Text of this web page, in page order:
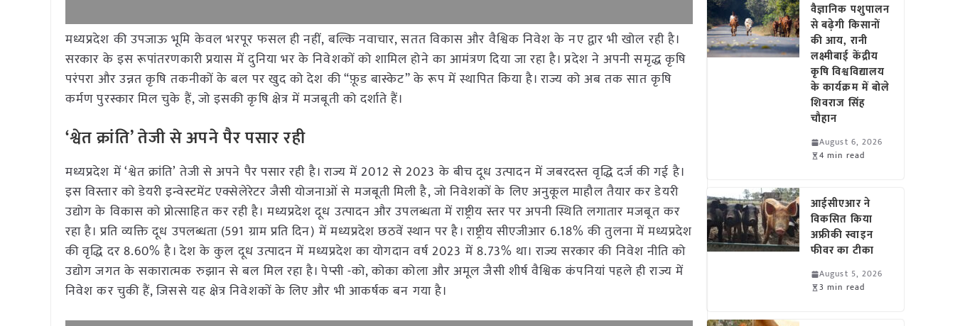
मध्यप्रदेश की उपजाऊ भूमि केवल भरपूर फसल ही नहीं, बल्कि नवाचार, सतत विकास और वैश्विक निवेश के नए द्वार भी खोल रही है।
सरकार के इस रूपांतरणकारी प्रयास में दुनिया भर के निवेशकों को शामिल होने का आमंत्रण दिया जा रहा है। प्रदेश ने अपनी समृद्ध कृषि
परंपरा और उन्नत कृषि तकनीकों के बल पर खुद को देश की “फ़ूड बास्केट” के रूप में स्थापित किया है। राज्य को अब तक सात कृषि
कर्मण पुरस्कार मिल चुके हैं, जो इसकी कृषि क्षेत्र में मजबूती को दर्शाते हैं।
‘श्वेत क्रांति’ तेजी से अपने पैर पसार रही
मध्यप्रदेश में ‘श्वेत क्रांति’ तेजी से अपने पैर पसार रही है। राज्य में 2012 से 2023 के बीच दूध उत्पादन में जबरदस्त वृद्धि दर्ज की गई है।
इस विस्तार को डेयरी इन्वेस्टमेंट एक्सेलेरेटर जैसी योजनाओं से मजबूती मिली है, जो निवेशकों के लिए अनुकूल माहौल तैयार कर डेयरी
उद्योग के विकास को प्रोत्साहित कर रही है। मध्यप्रदेश दूध उत्पादन और उपलब्धता में राष्ट्रीय स्तर पर अपनी स्थिति लगातार मजबूत कर
रहा है। प्रति व्यक्ति दूध उपलब्धता (591 ग्राम प्रति दिन) में मध्यप्रदेश छठवें स्थान पर है। राष्ट्रीय सीएजीआर 6.18% की तुलना में मध्यप्रदेश
की वृद्धि दर 8.60% है। देश के कुल दूध उत्पादन में मध्यप्रदेश का योगदान वर्ष 2023 में 8.73% था। राज्य सरकार की निवेश नीति को
उद्योग जगत के सकारात्मक रुझान से बल मिल रहा है। पेप्सी -को, कोका कोला और अमूल जैसी शीर्ष वैश्विक कंपनियां पहले ही राज्य में
निवेश कर चुकी हैं, जिससे यह क्षेत्र निवेशकों के लिए और भी आकर्षक बन गया है।
वैज्ञानिक पशुपालन
से बढ़ेगी किसानों
की आय, रानी
लक्ष्मीबाई केंद्रीय
कृषि विश्वविद्यालय
के कार्यक्रम में बोले
शिवराज सिंह
चौहान
August 6, 2026
4 min read
आईसीएआर ने
विकसित किया
अफ्रीकी स्वाइन
फीवर का टीका
August 5, 2026
3 min read